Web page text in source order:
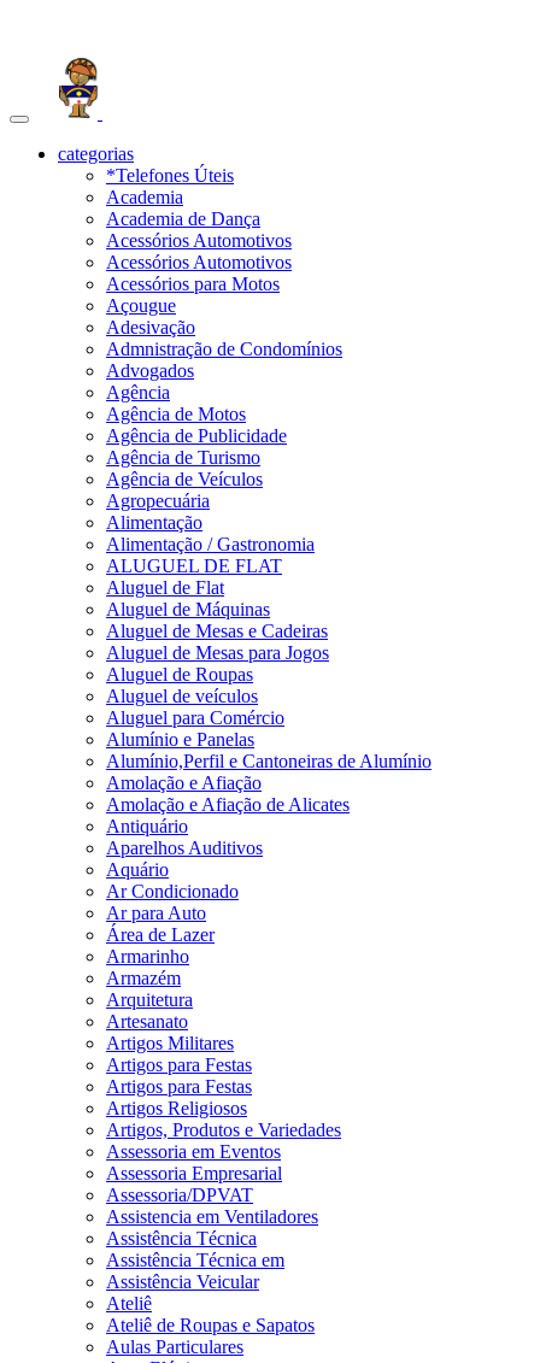
Toggle
navigationcategorias
*Telefones Úteis
Academia
Academia de Dança
Acessórios Automotivos
Acessórios Automotivos
Acessórios para Motos
Açougue
Adesivação
Admnistração de Condomínios
Advogados
Agência
Agência de Motos
Agência de Publicidade
Agência de Turismo
Agência de Veículos
Agropecuária
Alimentação
Alimentação / Gastronomia
ALUGUEL DE FLAT
Aluguel de Flat
Aluguel de Máquinas
Aluguel de Mesas e Cadeiras
Aluguel de Mesas para Jogos
Aluguel de Roupas
Aluguel de veículos
Aluguel para Comércio
Alumínio e Panelas
Alumínio,Perfil e Cantoneiras de Alumínio
Amolação e Afiação
Amolação e Afiação de Alicates
Antiquário
Aparelhos Auditivos
Aquário
Ar Condicionado
Ar para Auto
Área de Lazer
Armarinho
Armazém
Arquitetura
Artesanato
Artigos Militares
Artigos para Festas
Artigos para Festas
Artigos Religiosos
Artigos, Produtos e Variedades
Assessoria em Eventos
Assessoria Empresarial
Assessoria/DPVAT
Assistencia em Ventiladores
Assistência Técnica
Assistência Técnica em
Assistência Veicular
Ateliê
Ateliê de Roupas e Sapatos
Aulas Particulares